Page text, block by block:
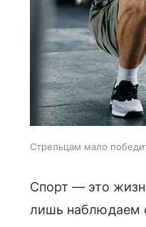
Стрельцам мало
Спорт — это
лишь наблюдаем